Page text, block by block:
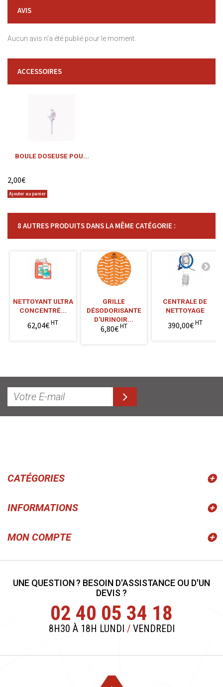
AVIS
Aucun avis n'a été publié pour le moment.
ACCESSOIRES
BOULE DOSEUSE POU...
2,00€
Ajouter au panier
8 AUTRES PRODUITS DANS LA MÊME CATÉGORIE :
NETTOYANT ULTRA
CONCENTRÉ...
62,04€HT
GRILLE
DÉSODORISANTE
D'URINOIR...
6,80€HT
CENTRALE DE
NETTOYAGE
390,00€HT
CATÉGORIES
INFORMATIONS
MON COMPTE
UNE QUESTION ? BESOIN D'ASSISTANCE OU D'UN
DEVIS ?
02 40 05 34 18
8H30 À 18H LUNDI /VENDREDI